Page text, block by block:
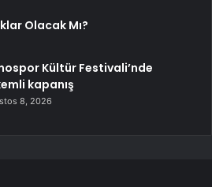
Olacak Mı?
Kültür Festivali’nde
kapanış
8, 2026